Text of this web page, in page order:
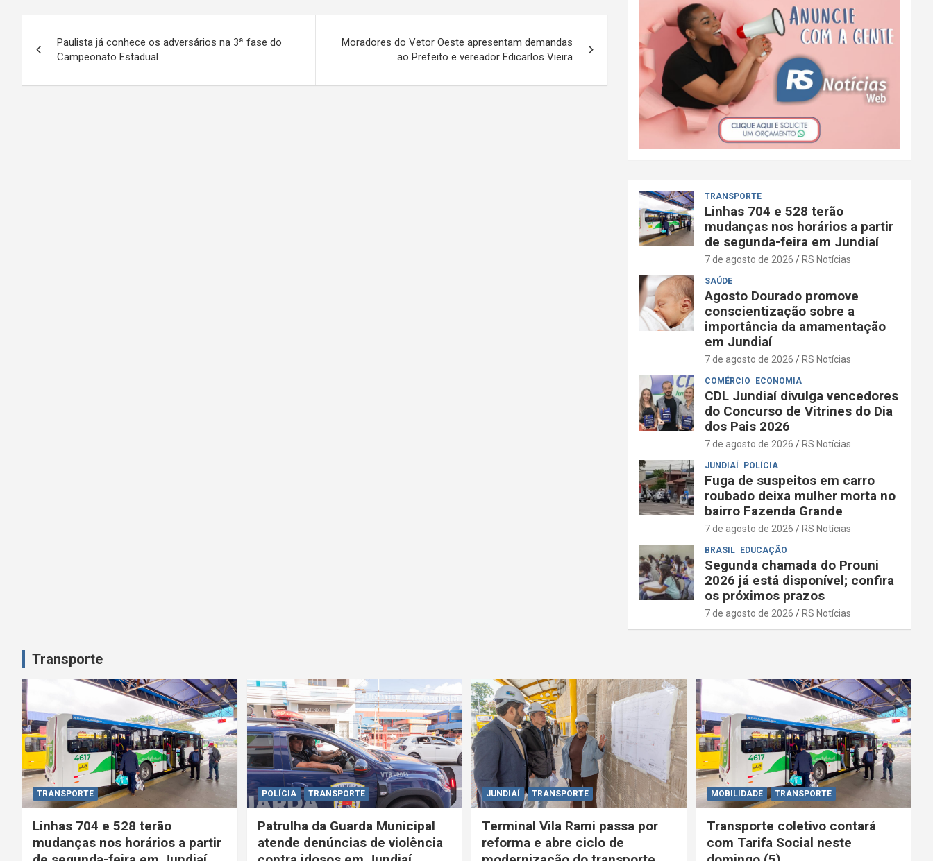
v
Paulista já conhece os adversários na 3ª fase do
Campeonato Estadual
Moradores do Vetor Oeste apresentam demandas
ao Prefeito e vereador Edicarlos Vieira
TRANSPORTE
Linhas 704 e 528 terão
mudanças nos horários a partir
de segunda-feira em Jundiaí
7 de agosto de 2026 RS Notícias
SAÚDE
Agosto Dourado promove
conscientização sobre a
importância da amamentação
em Jundiaí
7 de agosto de 2026 RS Notícias
COMÉRCIO ECONOMIA
CDL Jundiaí divulga vencedores
do Concurso de Vitrines do Dia
dos Pais 2026
7 de agosto de 2026 RS Notícias
JUNDIAÍ POLÍCIA
Fuga de suspeitos em carro
roubado deixa mulher morta no
bairro Fazenda Grande
7 de agosto de 2026 RS Notícias
BRASIL EDUCAÇÃO
Segunda chamada do Prouni
2026 já está disponível; confira
os próximos prazos
7 de agosto de 2026 RS Notícias
Transporte
TRANSPORTE
Linhas 704 e 528 terão
mudanças nos horários a partir
POLÍCIA TRANSPORTE
Patrulha da Guarda Municipal
atende denúncias de violência
JUNDIAÍ TRANSPORTE
Terminal Vila Rami passa por
reforma e abre ciclo de
MOBILIDADE TRANSPORTE
Transporte coletivo contará
com Tarifa Social neste